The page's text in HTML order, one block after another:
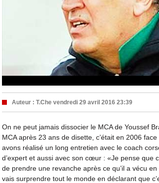
Auteur : T.Che vendredi 29 avril 2016 23:39
On ne peut jamais dissocier le MCA de Youssef
MCA après 23 ans de disette, c’était en 2006
avons réalisé un long entretien avec le coach
d’expert et aussi avec son cœur : «Je pense que
de prendre une revanche après ce qu’il a vécu
vais surprendre tout le monde en déclarant que